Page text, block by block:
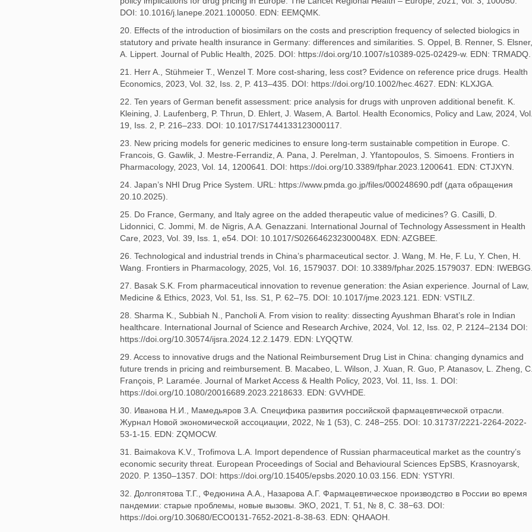
DOI: 10.1016/j.lanepe.2021.100050. EDN: EEMQMK.
20. Effects of the introduction of biosimilars on the costs and prescription frequency of selected biologics in
statutory and private health insurance in Germany: differences and similarities. S. Oppel, B. Renner, S. Elsner,
A. Lippert. Journal of Public Health, 2025. DOI: https://doi.org/10.1007/s10389-025-02429-w. EDN: TRMADQ.
21. Herr A., Stühmeier T., Wenzel T. More cost-sharing, less cost? Evidence on reference price drugs. Health
Economics, 2023, Vol. 32, Iss. 2, P. 413–435. DOI: https://doi.org/10.1002/hec.4627. EDN: KLXJGA.
22. Ten years of German benefit assessment: price analysis for drugs with unproven additional benefit. K.
Kleining, J. Laufenberg, P. Thrun, D. Ehlert, J. Wasem, A. Bartol. Health Economics, Policy and Law, 2024,
19, Iss. 2, P. 216–233. DOI: 10.1017/S1744133123000117.
23. New pricing models for generic medicines to ensure long-term sustainable competition in Europe. C.
Francois, G. Gawlik, J. Mestre-Ferrandiz, A. Pana, J. Perelman, J. Yfantopoulos, S. Simoens. Frontiers in
Pharmacology, 2023, Vol. 14, 1200641. DOI: https://doi.org/10.3389/fphar.2023.1200641. EDN: CTJXYN.
24. Japan’s NHI Drug Price System. URL: https://www.pmda.go.jp/files/000248690.pdf (дата обращения
20.10.2025).
25. Do France, Germany, and Italy agree on the added therapeutic value of medicines? G. Casilli, D.
Lidonnici, C. Jommi, M. de Nigris, A.A. Genazzani. International Journal of Technology Assessment in Health
Care, 2023, Vol. 39, Iss. 1, e54. DOI: 10.1017/S026646232300048X. EDN: AZGBEE.
26. Technological and industrial trends in China’s pharmaceutical sector. J. Wang, M. He, F. Lu, Y. Chen, H.
Wang. Frontiers in Pharmacology, 2025, Vol. 16, 1579037. DOI: 10.3389/fphar.2025.1579037. EDN:
27. Basak S.K. From pharmaceutical innovation to revenue generation: the Asian experience. Journal of Law,
Medicine & Ethics, 2023, Vol. 51, Iss. S1, P. 62–75. DOI: 10.1017/jme.2023.121. EDN: VSTILZ.
28. Sharma K., Subbiah N., Pancholi A. From vision to reality: dissecting Ayushman Bharat’s role in Indian
healthcare. International Journal of Science and Research Archive, 2024, Vol. 12, Iss. 02, P. 2124–2134 DOI:
https://doi.org/10.30574/ijsra.2024.12.2.1479. EDN: LYQQTW.
29. Access to innovative drugs and the National Reimbursement Drug List in China: changing dynamics and
future trends in pricing and reimbursement. B. Macabeo, L. Wilson, J. Xuan, R. Guo, P. Atanasov, L. Zheng,
François, P. Laramée. Journal of Market Access & Health Policy, 2023, Vol. 11, Iss. 1. DOI:
https://doi.org/10.1080/20016689.2023.2218633. EDN: GVVHDE.
30. Иванова Н.И., Мамедьяров З.А. Специфика развития российской фармацевтической отрасли.
Журнал Новой экономической ассоциации, 2022, № 1 (53), С. 248−255. DOI: 10.31737/2221-2264-2022-
53-1-15. EDN: ZQMOCW.
31. Baimakova K.V., Trofimova L.A. Import dependence of Russian pharmaceutical market as the country’s
economic security threat. European Proceedings of Social and Behavioural Sciences EpSBS, Krasnoyarsk,
2020. P. 1350–1357. DOI: https://doi.org/10.15405/epsbs.2020.10.03.156. EDN: YSTYRI.
32. Долгопятова Т.Г., Федюнина А.А., Назарова А.Г. Фармацевтическое производство в России во время
пандемии: старые проблемы, новые вызовы. ЭКО, 2021, T. 51, № 8, С. 38−63. DOI:
https://doi.org/10.30680/ECO0131-7652-2021-8-38-63. EDN: QHAAOH.